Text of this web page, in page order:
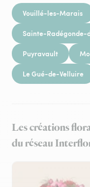
Vouillé-les-Marais
Sainte-Radégonde-
Puyravault
Le Gué-de-Velluire
Les créations
du réseau